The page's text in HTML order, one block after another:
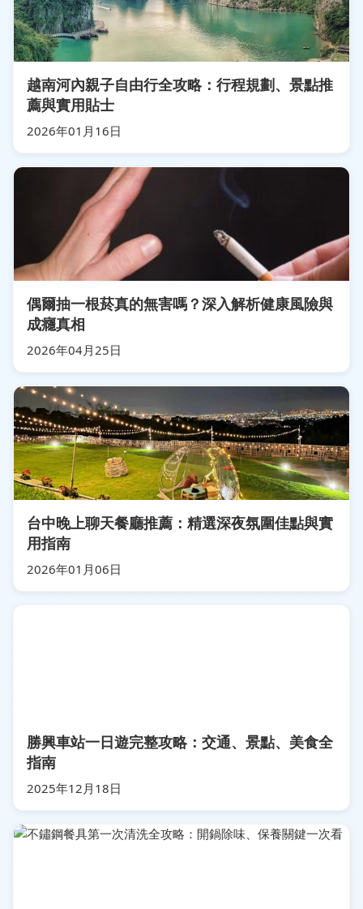
越南河內親子自由行全攻略：行程規劃、景點推
薦與實用貼士
2026年01月16日
偶爾抽一根菸真的無害嗎？深入解析健康風險與
成癮真相
2026年04月25日
台中晚上聊天餐廳推薦：精選深夜氛圍佳點與實
用指南
2026年01月06日
勝興車站一日遊完整攻略：交通、景點、美食全
指南
2025年12月18日